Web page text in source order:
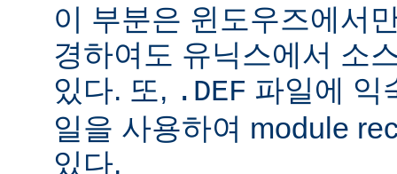
이 부분은 윈도우즈에서
경하여도 유닉스에서 소
있다. 또, .DEF 파일에 익
일을 사용하여 module
있다.